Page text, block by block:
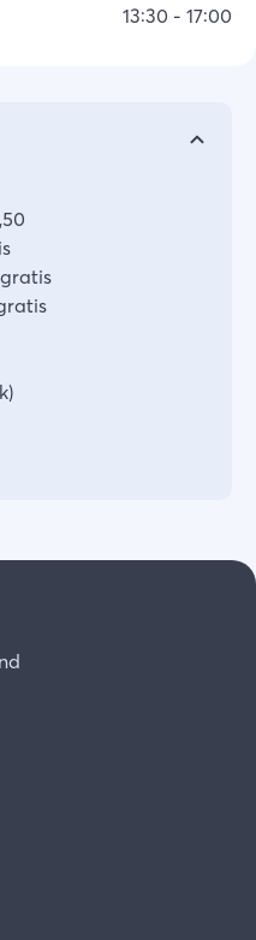
13:30 - 17:00